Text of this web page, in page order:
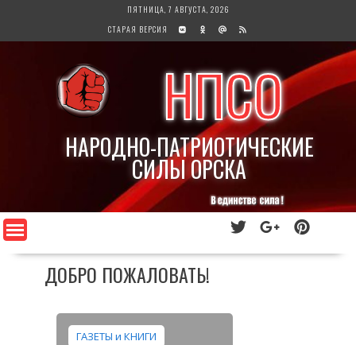
содержимому
ПЯТНИЦА, 7 АВГУСТА, 2026
СТАРАЯ ВЕРСИЯ
НПСО
НАРОДНО-ПАТРИОТИЧЕСКИЕ
СИЛЫ ОРСКА
ДОБРО ПОЖАЛОВАТЬ!
ГАЗЕТЫ и КНИГИ